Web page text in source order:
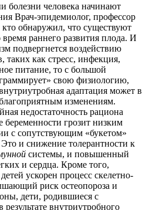
болезни человека начинают
Врач-эпидемиолог, профессор
обнаружил, что существуют
раннего развития плода. И
подвергнется воздействию
таких как стресс, инфекция,
питание, то с большой
свою физиологию,
адаптация может в
изменениям.
недостаточность рациона
беременности грозит низким
с сопутствующим «букетом»
и снижение толерантности к
системы, и повышенный
и сердца. Кроме того,
ускорен процесс скелетно-
риск остеопороза и
дети, родившиеся с
внутриутробного